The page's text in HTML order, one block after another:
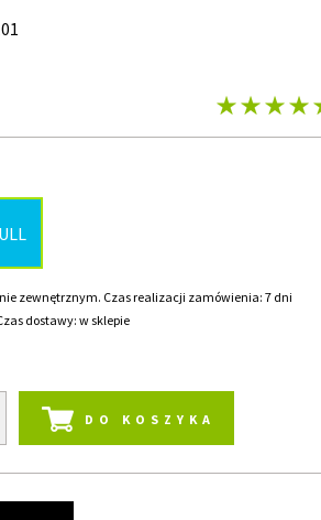
zewnętrznym. Czas realizacji zamówienia: 7 dni
dostawy: w sklepie
DO KOSZYKA